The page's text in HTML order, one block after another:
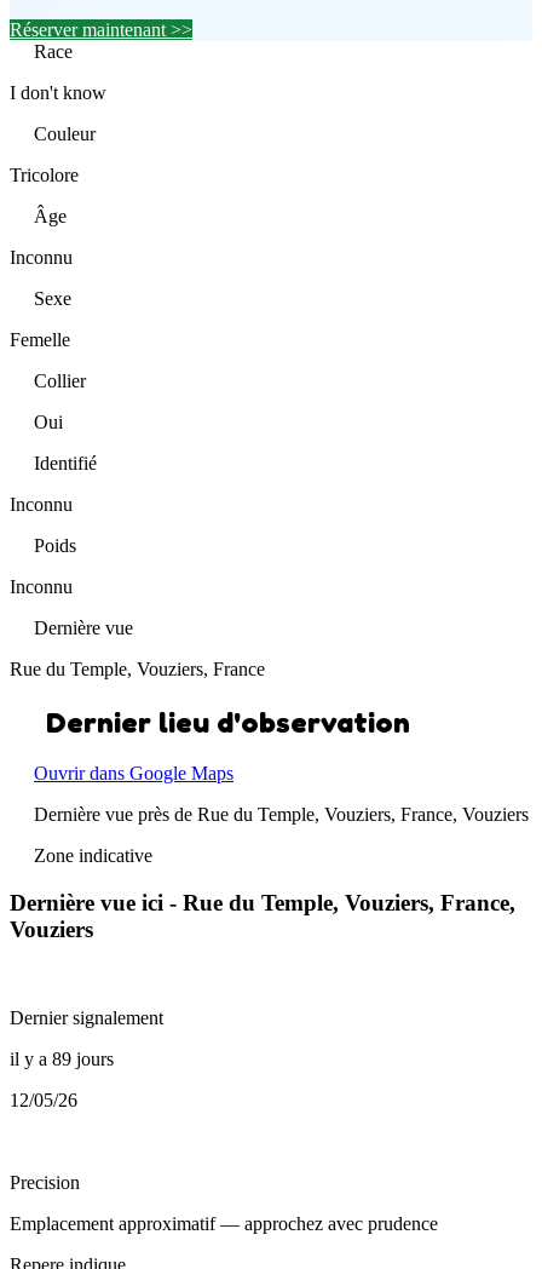
Réserver maintenant >>
Race
I don't know
Couleur
Tricolore
Âge
Inconnu
Sexe
Femelle
Collier
Oui
Identifié
Inconnu
Poids
Inconnu
Dernière vue
Rue du Temple, Vouziers, France
Dernier lieu d'observation
Ouvrir dans Google Maps
Dernière vue près de Rue du Temple, Vouziers, France, Vouziers
Zone indicative
Dernière vue ici - Rue du Temple, Vouziers, France,
Vouziers
Dernier signalement
il y a 89 jours
12/05/26
Precision
Emplacement approximatif — approchez avec prudence
Repere indique